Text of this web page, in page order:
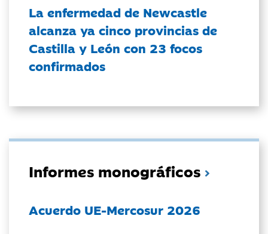
La enfermedad de Newcastle
alcanza ya cinco provincias de
Castilla y León con 23 focos
confirmados
Informes monográficos
Acuerdo UE-Mercosur 2026